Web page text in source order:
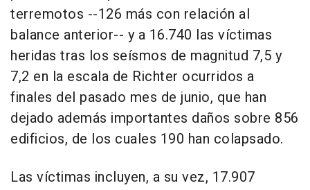
terremotos --126 más con relación al
balance anterior-- y a 16.740 las víctimas
heridas tras los seísmos de magnitud 7,5 y
7,2 en la escala de Richter ocurridos a
finales del pasado mes de junio, que han
dejado además importantes daños sobre 856
edificios, de los cuales 190 han colapsado.
Las víctimas incluyen, a su vez, 17.907